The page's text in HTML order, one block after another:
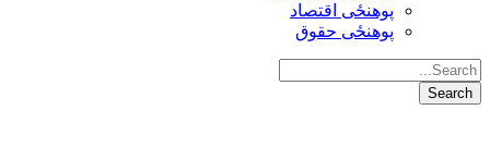
پوهنځی اقتصاد
پوهنځی حقوق